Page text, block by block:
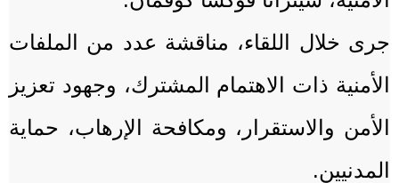
جرى خلال اللقاء، مناقشة عدد من الملفات
الأمنية ذات الاهتمام المشترك، وجهود تعزيز
الأمن والاستقرار، ومكافحة الإرهاب، حماية
المدنيين.